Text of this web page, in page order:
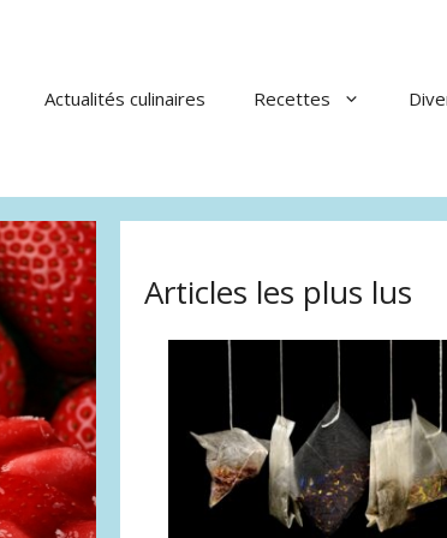
Actualités culinaires Recettes
Articles les plus lus